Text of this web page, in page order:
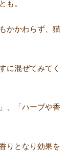
も。
かかわらず、猫
に混ぜてみてく
、「ハーブや香
りとなり効果を